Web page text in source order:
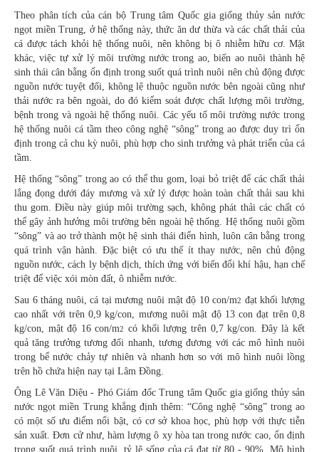
Theo phân tích của cán bộ Trung tâm Quốc gia giống thủy sản nước
ngọt miền Trung, ở hệ thống này, thức ăn dư thừa và các chất thải của
cá được tách khỏi hệ thống nuôi, nên không bị ô nhiễm hữu cơ. Mặt
khác, việc tự xử lý môi trường nước trong ao, biến ao nuôi thành hệ
sinh thái cân bằng ổn định trong suốt quá trình nuôi nên chủ động được
nguồn nước tuyệt đối, không lệ thuộc nguồn nước bên ngoài cũng như
thải nước ra bên ngoài, do đó kiểm soát được chất lượng môi trường,
bệnh trong và ngoài hệ thống nuôi. Các yếu tố môi trường nước trong
hệ thống nuôi cá tầm theo công nghệ “sông” trong ao được duy trì ổn
định trong cả chu kỳ nuôi, phù hợp cho sinh trưởng và phát triển của cá
tầm.
Hệ thống “sông” trong ao có thể thu gom, loại bỏ triệt để các chất thải
lắng đọng dưới đáy mương và xử lý được hoàn toàn chất thải sau khi
thu gom. Điều này giúp môi trường sạch, không phát thải các chất có
thể gây ảnh hưởng môi trường bên ngoài hệ thống. Hệ thống nuôi gồm
“sông” và ao trở thành một hệ sinh thái điển hình, luôn cân bằng trong
quá trình vận hành. Đặc biệt có ưu thế ít thay nước, nên chủ động
nguồn nước, cách ly bệnh dịch, thích ứng với biến đổi khí hậu, hạn chế
triệt để việc xói mòn đất, ô nhiễm nước.
Sau 6 tháng nuôi, cá tại mương nuôi mật độ 10 con/m2 đạt khối lượng
cao nhất với trên 0,9 kg/con, mương nuôi mật độ 13 con đạt trên 0,8
kg/con, mật độ 16 con/m2
có khối lượng trên 0,7 kg/con. Đây là kết
quả tăng trưởng tương đối nhanh, tương đương với các mô hình nuôi
trong bể nước chảy tự nhiên và nhanh hơn so với mô hình nuôi lồng
trên hồ chứa hiện nay tại Lâm Đồng.
Ông Lê Văn Diệu - Phó Giám đốc Trung tâm Quốc gia giống thủy sản
nước ngọt miền Trung khẳng định thêm: “Công nghệ “sông” trong ao
có một số ưu điểm nổi bật, có cơ sở khoa học, phù hợp với thực tiễn
sản xuất. Đơn cử như, hàm lượng ô xy hòa tan trong nước cao, ổn định
trong suốt quá trình nuôi, tỷ lệ sống của cá đạt từ 80 - 90%. Mô hình